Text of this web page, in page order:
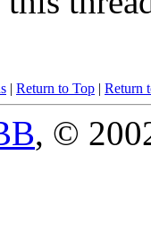
| Return to Top | Return
, ©